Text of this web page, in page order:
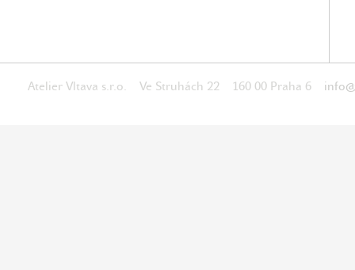
Atelier Vltava s.r.o. Ve Struhách 22 160 00 Praha 6